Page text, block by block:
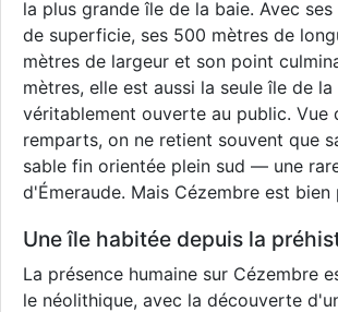
la plus grande île de la baie. Avec
de superficie, ses 500 mètres de
mètres de largeur et son point
mètres, elle est aussi la seule île de la
véritablement ouverte au public. Vue
remparts, on ne retient souvent que
sable fin orientée plein sud — une
d'Émeraude. Mais Cézembre est bien
Une île habitée depuis la
La présence humaine sur Cézembre
le néolithique, avec la découverte